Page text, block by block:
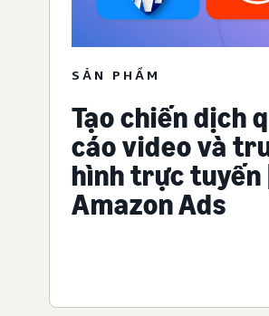
SẢN PHẨM
Tạo chiến dịch
cáo video và
hình trực tuyến
Amazon Ads